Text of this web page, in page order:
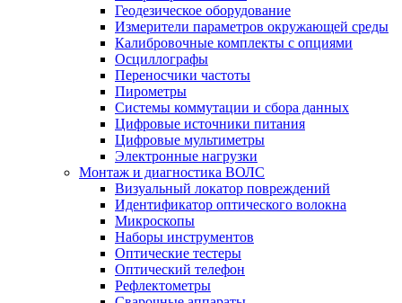
Геодезическое оборудование
Измерители параметров окружающей среды
Калибровочные комплекты с опциями
Осциллографы
Переносчики частоты
Пирометры
Системы коммутации и сбора данных
Цифровые источники питания
Цифровые мультиметры
Электронные нагрузки
Монтаж и диагностика ВОЛС
Визуальный локатор повреждений
Идентификатор оптического волокна
Микроскопы
Наборы инструментов
Оптические тестеры
Оптический телефон
Рефлектометры